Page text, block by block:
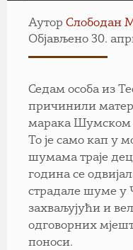
Аутор Слободан
Објављено 30.
Седам особа из
причинили
марака Шумском
То је само кап у
шумама траје
година се
страдале шуме у
захваљујући и
одговорних
поноси.